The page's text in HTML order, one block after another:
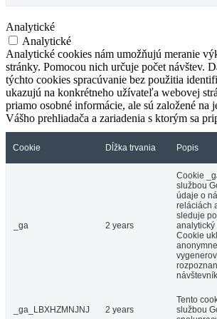
Analytické
Analytické
Analytické cookies nám umožňujú meranie
stránky. Pomocou nich určuje počet návštev.
týchto cookies spracúvanie bez použitia
ukazujú na konkrétneho užívateľa webovej
priamo osobné informácie, ale sú založené na
Vášho prehliadača a zariadenia s ktorým sa
Cookie Dĺžka trvania Popis
_ga 2 years
Cookie
službou
údaje o
reláciách
sleduje
analytický
Cookie
_ga_LBXHZMNJNJ 2 years
Tento
službou